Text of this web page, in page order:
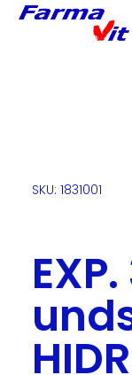
Nota:
accesibilidad.
SKU: 1831001